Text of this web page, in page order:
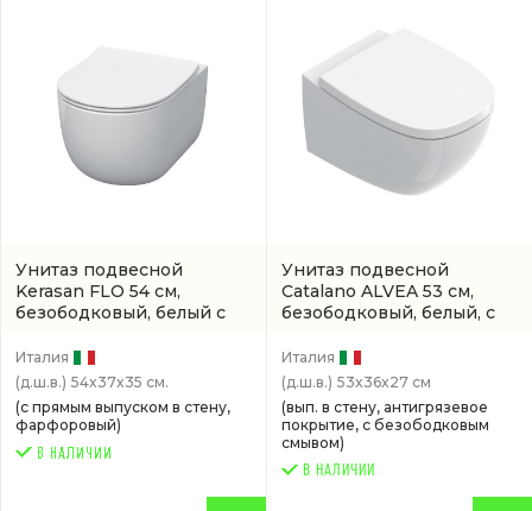
Унитаз подвесной
Kerasan FLO 54 см,
безободковый, белый с
(3111 01)
Италия
(д.ш.в.) 54x37x35 см.
(с прямым выпуском в стену,
фарфоровый)
Унитаз подвесной
Catalano ALVEA 53 см,
безободковый, белый, с
скрытым бачком
0611530001)
Италия
(д.ш.в.) 53x36x27 см
(вып. в стену, антигрязевое
покрытие, с безободковым
смывом)
В НАЛИЧИИ